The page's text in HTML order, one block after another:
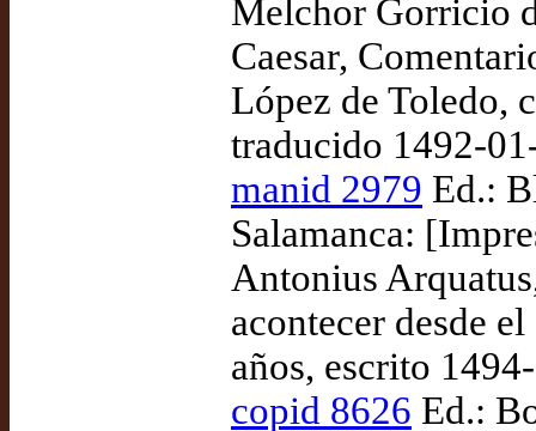
Melchor Gorricio
Caesar,
López de Toledo,
traducido 1492-
manid 2979 Ed.:
Salamanca:
Antonius
acontecer desde
años, escrito
copid 8626 Ed.: